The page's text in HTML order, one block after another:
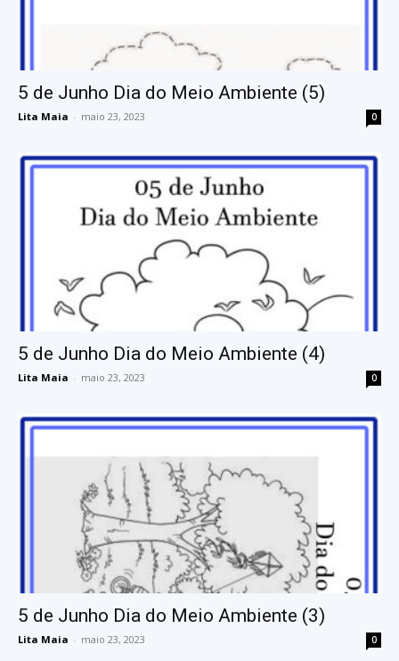
5 de Junho Dia do Meio Ambiente (5)
Lita Maia - maio 23, 2023 0
5 de Junho Dia do Meio Ambiente (4)
Lita Maia - maio 23, 2023 0
5 de Junho Dia do Meio Ambiente (3)
Lita Maia - maio 23, 2023 0